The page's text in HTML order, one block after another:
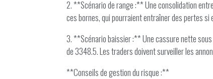
2. **Scénario de range :** Une consolidation
ces bornes, qui pourraient entraîner des pertes
3. **Scénario baissier :** Une cassure nette
de 3348.5. Les traders doivent surveiller les
**Conseils de gestion du risque :**